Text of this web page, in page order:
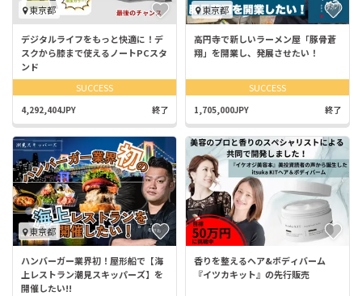
東京都
デジタルライフをもっと快適に！デ
スクから膝まで使えるノートPCスタ
ンド
SUCCESS
4,292,404JPY 終了
東京都
高円寺で新しいラーメン屋「豚骨蒼
翔」を開業し、発展させたい！
SUCCESS
1,705,000JPY 終了
東京都
ハンバーガー業界初！屋形船で【海
上レストラン潮見スキッパーズ】を
開催したい!!
香りを整えるヘア&ボディバーム
『イツカキット』の先行販売